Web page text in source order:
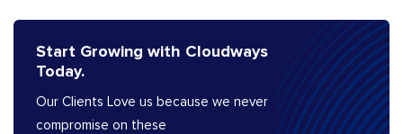
Start Growing with Cloudways
Today.
Our Clients Love us because we never
compromise on these